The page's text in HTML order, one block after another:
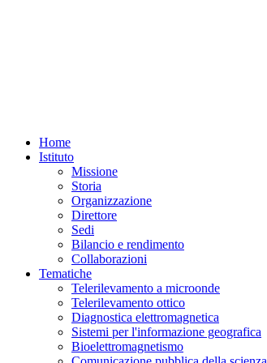
Home
Istituto
Missione
Storia
Organizzazione
Direttore
Sedi
Bilancio e rendimento
Collaborazioni
Tematiche
Telerilevamento a microonde
Telerilevamento ottico
Diagnostica elettromagnetica
Sistemi per l'informazione geografica
Bioelettromagnetismo